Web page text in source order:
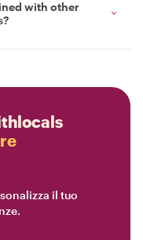
with other
il tuo